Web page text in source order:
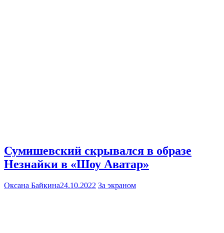
Сумишевский скрывался в образе
Незнайки в «Шоу Аватар»
Оксана Байкина24.10.2022 За экраном